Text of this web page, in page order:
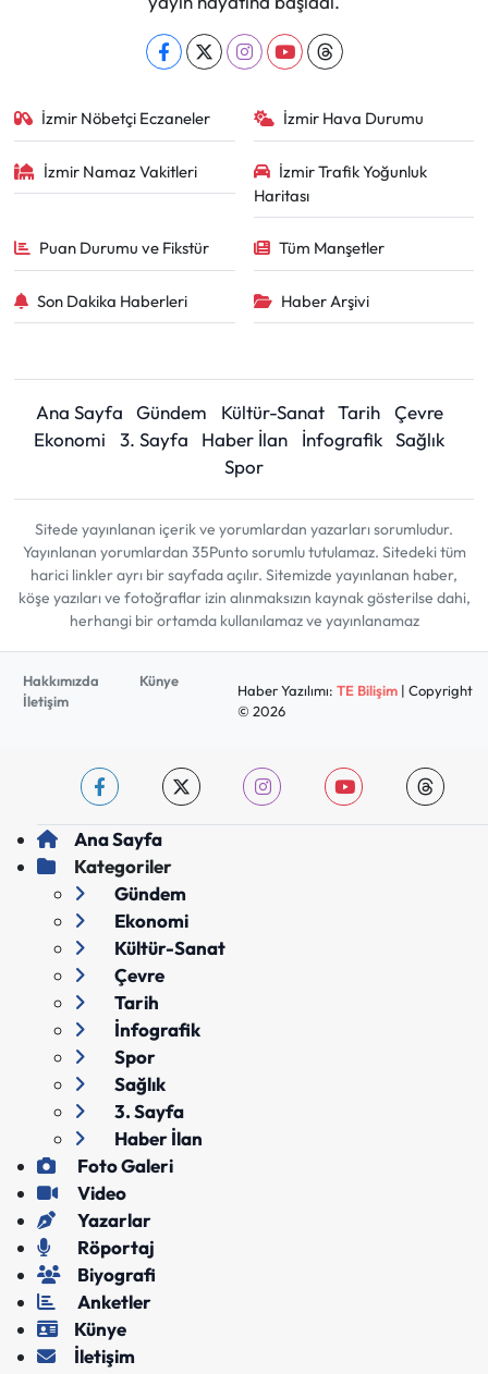
İzmir Nöbetçi Eczaneler İzmir Hava Durumu
İzmir Namaz Vakitleri
İzmir Trafik Yoğunluk
Haritası
Puan Durumu ve Fikstür Tüm Manşetler
Son Dakika Haberleri Haber Arşivi
Ana Sayfa Gündem Kültür-Sanat Tarih
Çevre
Ekonomi
3. Sayfa Haber İlan İnfografik Sağlık
Spor
Sitede yayınlanan içerik ve yorumlardan yazarları sorumludur.
Yayınlanan yorumlardan 35Punto sorumlu tutulamaz. Sitedeki tüm
harici linkler ayrı bir sayfada açılır. Sitemizde yayınlanan haber,
köşe yazıları ve fotoğraflar izin alınmaksızın kaynak gösterilse dahi,
herhangi bir ortamda kullanılamaz ve yayınlanamaz
Hakkımızda
Künye
İletişim
Haber Yazılımı: TE Bilişim| Copyright
© 2026
Ana Sayfa
Kategoriler
Gündem
Ekonomi
Kültür-Sanat
Çevre
Tarih
İnfografik
Spor
Sağlık
3. Sayfa
Haber İlan
Foto Galeri
Video
Yazarlar
Röportaj
Biyografi
Anketler
Künye
İletişim